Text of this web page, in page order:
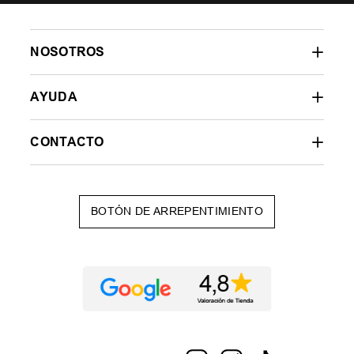
NOSOTROS
AYUDA
CONTACTO
BOTÓN DE ARREPENTIMIENTO